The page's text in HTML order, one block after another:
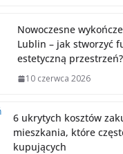
Nowoczesne
Lublin – jak stworzyć
estetyczną przestrzeń?
10 czerwca 2026
6 ukrytych kosztów
mieszkania, które
kupujących